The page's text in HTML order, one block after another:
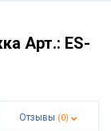
Арт.: ES-
Отзывы (0)